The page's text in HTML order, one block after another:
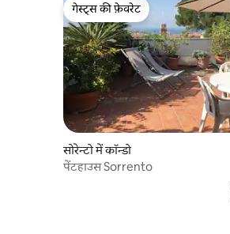
गेस्ट्स की फ़ेवरेट
गेस्ट्स की फ़ेवरेट
सोरेन्टो में कॉन्डो
पेंटहाउस Sorrento